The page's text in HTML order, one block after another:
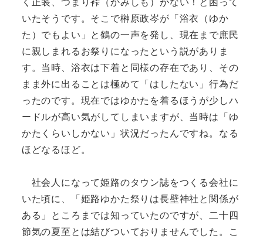
いたそうです。そこで榊原政岑が「浴衣（ゆか
た）でもよい」と鶴の一声を発し、現在まで庶民
に親しまれるお祭りになったという説がありま
す。当時、浴衣は下着と同様の存在であり、その
まま外に出ることは極めて「はしたない」行為だ
ったのです。現在ではゆかたを着るほうが少しハ
ードルが高い気がしてしまいますが、当時は「ゆ
かたくらいしかない」状況だったんですね。なる
ほどなるほど。
社会人になって姫路のタウン誌をつくる会社に
いた頃に、「姫路ゆかた祭りは長壁神社と関係が
ある」ところまでは知っていたのですが、二十四
節気の夏至とは結びついておりませんでした。こ